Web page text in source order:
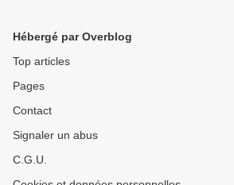
Hébergé par Overblog
Top articles
Pages
Contact
Signaler un abus
C.G.U.